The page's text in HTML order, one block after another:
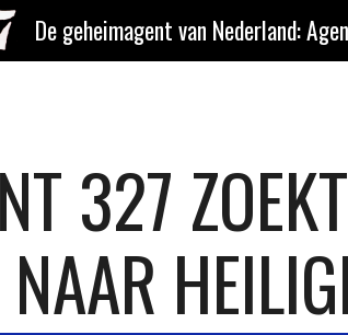
Skip to main
De geheimagent van Nederland:
327
NAAR